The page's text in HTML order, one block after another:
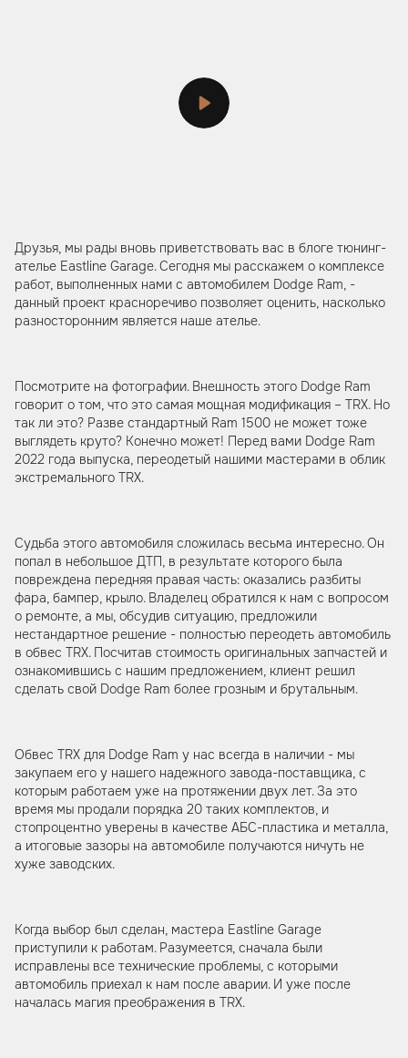
Друзья, мы рады вновь приветствовать вас в блоге тюнинг-
ателье Eastline Garage. Сегодня мы расскажем о комплексе
работ, выполненных нами с автомобилем Dodge Ram, -
данный проект красноречиво позволяет оценить, насколько
разносторонним является наше ателье.
Посмотрите на фотографии. Внешность этого Dodge Ram
говорит о том, что это самая мощная модификация – TRX. Но
так ли это? Разве стандартный Ram 1500 не может тоже
выглядеть круто? Конечно может! Перед вами Dodge Ram
2022 года выпуска, переодетый нашими мастерами в облик
экстремального TRX.
Судьба этого автомобиля сложилась весьма интересно. Он
попал в небольшое ДТП, в результате которого была
повреждена передняя правая часть: оказались разбиты
фара, бампер, крыло. Владелец обратился к нам с вопросом
о ремонте, а мы, обсудив ситуацию, предложили
нестандартное решение - полностью переодеть автомобиль
в обвес TRX. Посчитав стоимость оригинальных запчастей и
ознакомившись с нашим предложением, клиент решил
сделать свой Dodge Ram более грозным и брутальным.
Обвес TRX для Dodge Ram у нас всегда в наличии - мы
закупаем его у нашего надежного завода-поставщика, с
которым работаем уже на протяжении двух лет. За это
время мы продали порядка 20 таких комплектов, и
стопроцентно уверены в качестве АБС-пластика и металла,
а итоговые зазоры на автомобиле получаются ничуть не
хуже заводских.
Когда выбор был сделан, мастера Eastline Garage
приступили к работам. Разумеется, сначала были
исправлены все технические проблемы, с которыми
автомобиль приехал к нам после аварии. И уже после
началась магия преображения в TRX.